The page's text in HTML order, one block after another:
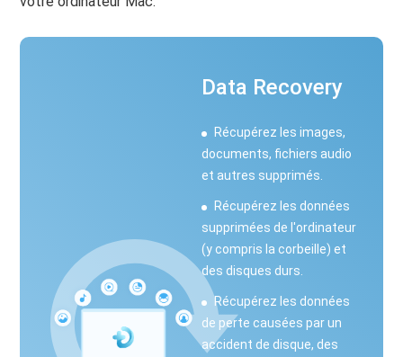
Data Recovery
Récupérez les images,
documents, fichiers audio
et autres supprimés.
Récupérez les données
supprimées de l'ordinateur
(y compris la corbeille) et
des disques durs.
Récupérez les données
de perte causées par un
accident de disque, des